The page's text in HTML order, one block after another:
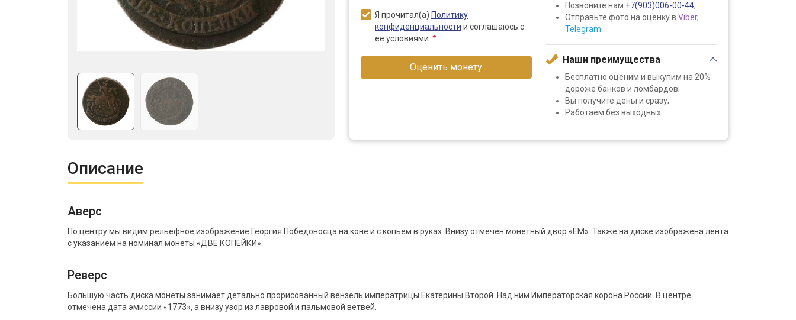
Я прочитал(а) Политику
конфиденциальности и соглашаюсь с
её условиями. *
Оценить монету
Позвоните нам +7(903)006-00-44;
Отправьте фото на оценку в Viber,
Telegram
Наши преимущества
Бесплатно оценим и выкупим на 20%
дороже банков и ломбардов;
Вы получите деньги сразу;
Работаем без выходных.
Описание
Аверс
По центру мы видим рельефное изображение Георгия Победоносца на коне и с копьем в руках. Внизу отмечен монетный двор «ЕМ». Также на диске изображена лента
с указанием на номинал монеты «ДВЕ КОПЕЙКИ».
Реверс
Большую часть диска монеты занимает детально прорисованный вензель императрицы Екатерины Второй. Над ним Императорская корона России. В центре
отмечена дата эмиссии «1773», а внизу узор из лавровой и пальмовой ветвей.